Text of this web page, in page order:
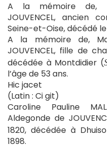
A la mémoire de,
JOUVENCEL, ancien
Seine-et-Oise, décédé le
A la mémoire de,
JOUVENCEL, fille de
décédée à Montdidier (
l’âge de 53 ans.
Hic jacet
(Latin : Ci git)
Caroline Pauline
Aldegonde de
1820, décédée à
1898.